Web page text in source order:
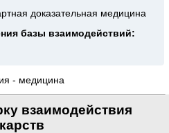
доказательная медицина
базы взаимодействий:
- медицина
взаимодействия